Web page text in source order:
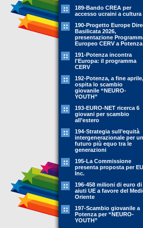
189-Bando CREA per
accesso ucraini a cultura
190-Progetto Europe
Basilicata 2026,
presentazione
Europeo CERV a Potenza
191-Potenza incontra
l'Europa: il programma
CERV
192-Potenza, a fine aprile,
ospita lo scambio
giovanile “NEURO-
YOUTH”
193-EURO-NET ricerca 6
giovani per scambio
all’estero
194-Strategia sull’equità
intergenerazionale per un
futuro più equo tra le
generazioni
195-La Commissione
presenta proposta per EU
Inc.
196-458 milioni di euro di
aiuti UE a favore del
Oriente
197-Scambio giovanile a
Potenza per “NEURO-
YOUTH”